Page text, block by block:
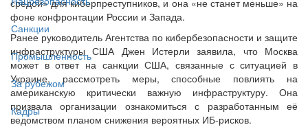
Санкции
Промышленность
За рубежом
Кадры
фоне конфронтации России и Запада.
Ранее руководитель Агентства по кибербезопасности и защите
инфраструктуры США Джен Истерли заявила, что Москва
может в ответ на санкции США, связанные с ситуацией в
Украине, рассмотреть меры, способные повлиять на
американскую критически важную инфраструктуру. Она
призвала организации ознакомиться с разработанным её
ведомством планом снижения вероятных ИБ-рисков.